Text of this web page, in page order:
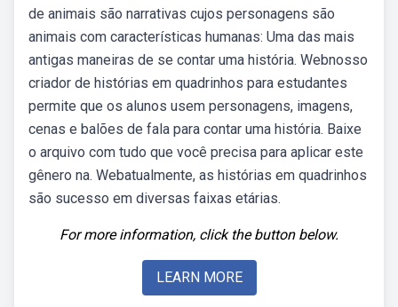
de animais são narrativas cujos personagens são
animais com características humanas: Uma das mais
antigas maneiras de se contar uma história. Webnosso
criador de histórias em quadrinhos para estudantes
permite que os alunos usem personagens, imagens,
cenas e balões de fala para contar uma história. Baixe
o arquivo com tudo que você precisa para aplicar este
gênero na. Webatualmente, as histórias em quadrinhos
são sucesso em diversas faixas etárias.
For more information, click the button below.
LEARN MORE